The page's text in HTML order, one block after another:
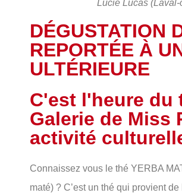
Lucie Lucas (Laval-
DÉGUSTATION
REPORTÉE À
ULTÉRIEURE
C'est l'heure du
Galerie de Miss
activité
Connaissez vous le thé YERBA
maté) ? C’est un thé qui provient de